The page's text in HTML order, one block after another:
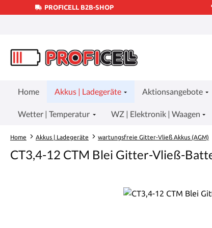
Hauptinhalt springen
Zur Suche springen
Zur Hauptnavigation springen
PROFICELL B2B-SHOP
Home Akkus | Ladegeräte Aktionsangebote
Wetter | Temperatur WZ | Elektronik | Waagen
Home Akkus | Ladegeräte wartungsfreie Gitter-Vließ Akkus (AGM)
CT3,4-12 CTM Blei Gitter-Vließ-